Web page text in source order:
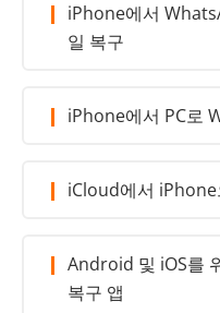
iPhone에서
일 복구
iPhone에서 PC로
iCloud에서
Android 및 iOS를
복구 앱